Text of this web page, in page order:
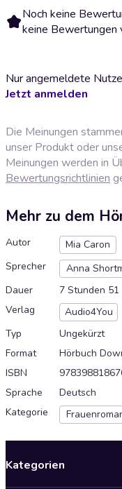
Noch keine
keine Bewertungen
Nur angemeldete
Jetzt anmelden
Die Meinungen
unser Produkt oder
Meinungen werden in
Bewertungsrichtlinien
Mehr zu dem
Autor
Mia Caron
Sprecher
Anna
Dauer
7 Stunden 51
Verlag
Audio4You
Typ
Ungekürzt
Format
Hörbuch
ISBN
Sprache
Deutsch
Kategorie
Kategorien